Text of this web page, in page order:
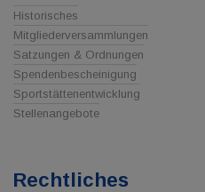
Historisches
Mitgliederversammlungen
Satzungen & Ordnungen
Spendenbescheinigung
Sportstättenentwicklung
Stellenangebote
Rechtliches